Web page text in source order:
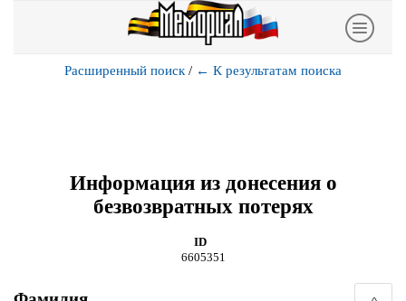
Расширенный поиск / ← К результатам поиска
Информация из донесения о
безвозвратных потерях
ID
6605351